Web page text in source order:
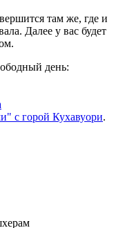
там же, где и
Далее у вас будет
день:
с горой Кухавуори.